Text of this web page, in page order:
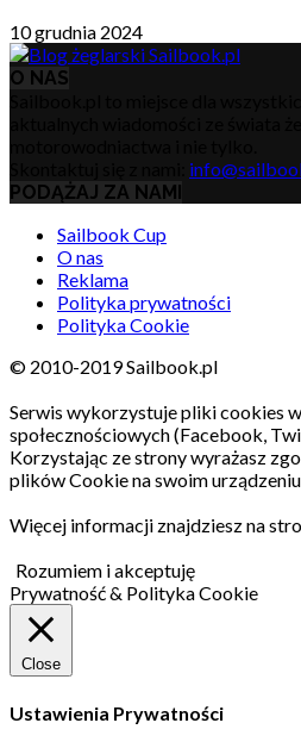
10 grudnia 2024
O NAS
PODĄŻAJ ZA NAMI
Sailbook Cup
O nas
Reklama
Polityka prywatności
Polityka Cookie
© 2010-2019 Sailbook.pl
Serwis wykorzystuje pliki cookies
społecznościowych (Facebook,
Korzystając ze strony wyrażasz
plików Cookie na swoim
Więcej informacji znajdziesz na
Rozumiem i akceptuję
Prywatność & Polityka Cookie
Close
Ustawienia Prywatności